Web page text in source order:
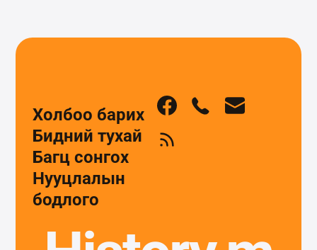
Холбоо барих
Бидний тухай
Багц сонгох
Нууцлалын
бодлого